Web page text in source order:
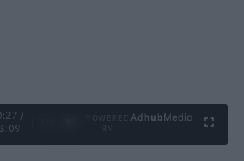
/
3:09
Ad hubMedia